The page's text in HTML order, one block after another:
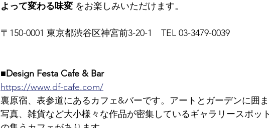
よって変わる味変 をお楽しみいただけます。
〒150-0001 東京都渋谷区神宮前3-20-1　TEL 03-3479-0039
■Design Festa Cafe & Bar
https://www.df-cafe.com/
裏原宿、表参道にあるカフェ&バーです。アートとガーデンに囲
写真、雑貨など大小様々な作品が密集しているギャラリースポッ